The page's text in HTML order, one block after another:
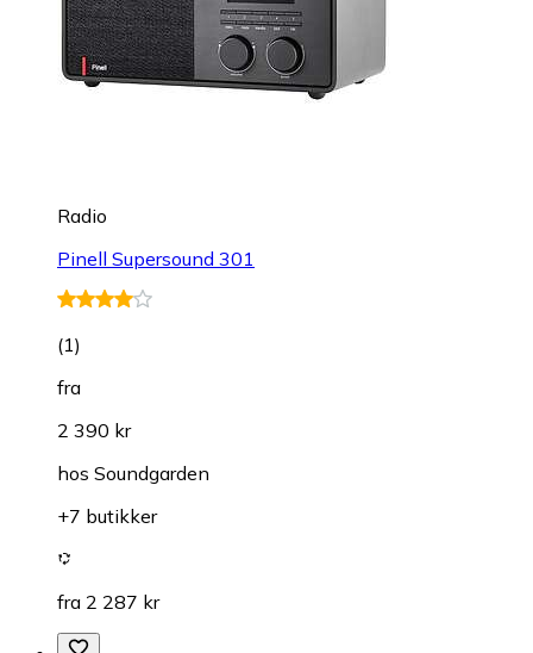
Radio
Pinell Supersound 301
(1)
fra
2 390 kr
hos Soundgarden
+7 butikker
fra 2 287 kr